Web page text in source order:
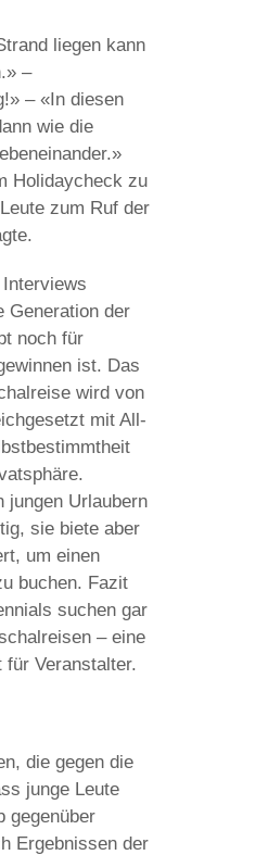
liegen kann
–
– «In diesen
wie die
Holidaycheck zu
zum Ruf der
Generation der
noch für
ist. Das
wird von
mit All-
jungen Urlaubern
sie biete aber
um einen
buchen. Fazit
suchen gar
– eine
Veranstalter.
die gegen die
junge Leute
gegenüber
Ergebnissen der